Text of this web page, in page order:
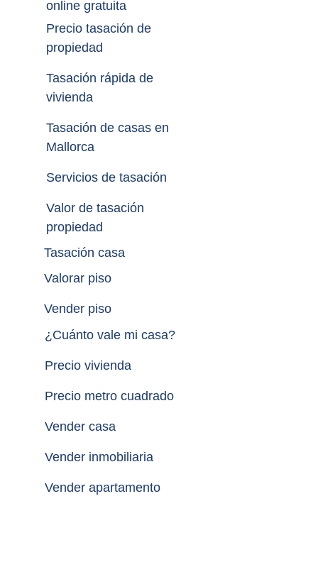
online gratuita
Precio tasación de
propiedad
Tasación rápida de
vivienda
Tasación de casas en
Mallorca
Servicios de tasación
Valor de tasación
propiedad
Tasación casa
Valorar piso
¿Cuánto vale mi casa?
Precio vivienda
Precio metro cuadrado
Vender casa
Vender inmobiliaria
Vender apartamento
Vender piso